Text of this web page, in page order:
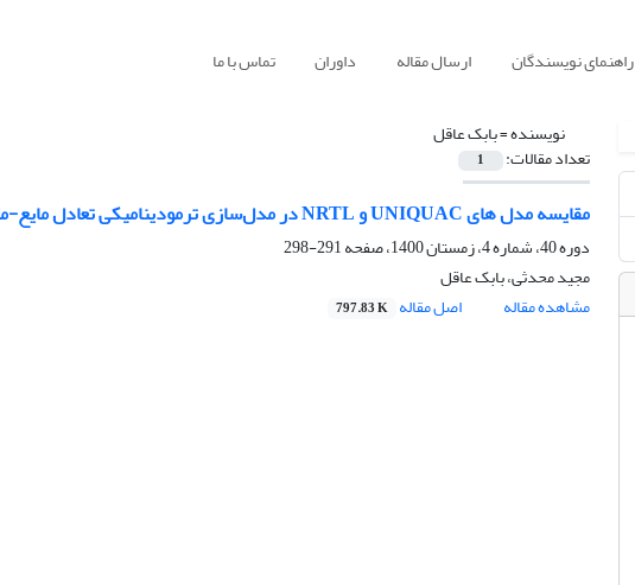
راهنمای نویسندگان ارسال مقاله داوران تماس با ما
نویسنده =بابک عاقل
تعداد مقالات: 1
مقایسه مدل های UNIQUAC و NRTL در مدل‌سازی ترمودینامیکی تعادل مایع-مایع سامانه دی بوتیل اتر+ الکل+ آب
دوره 40، شماره 4، زمستان 1400، صفحه
291-298
مجید محدثی، بابک عاقل
مشاهده مقاله
اصل مقاله 797.83 K